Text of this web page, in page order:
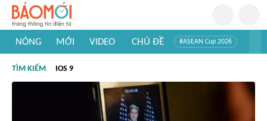
NÓNG MỚI VIDEO CHỦ ĐỀ #ASEAN Cup 2026
#Khám phá thế giới
TÌM KIẾM IOS 9